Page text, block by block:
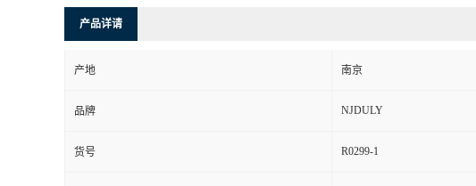
产品详请
产地 南京
品牌 NJDULY
货号 R0299-1